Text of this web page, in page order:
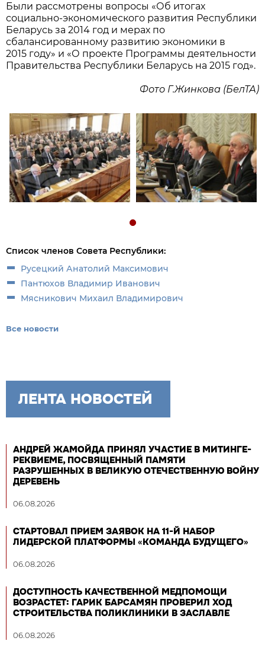
Были рассмотрены вопросы «Об итогах
социально-экономического развития Республики
Беларусь за 2014 год и мерах по
сбалансированному развитию экономики в
2015 году» и «О проекте Программы деятельности
Правительства Республики Беларусь на 2015 год».
Фото Г.Жинкова (БелТА)
Список членов Совета Республики:
Русецкий Анатолий Максимович
Пантюхов Владимир Иванович
Мясникович Михаил Владимирович
Все новости
ЛЕНТА НОВОСТЕЙ
АНДРЕЙ ЖАМОЙДА ПРИНЯЛ УЧАСТИЕ В МИТИНГЕ-
РЕКВИЕМЕ, ПОСВЯЩЕННЫЙ ПАМЯТИ
РАЗРУШЕННЫХ В ВЕЛИКУЮ ОТЕЧЕСТВЕННУЮ ВОЙНУ
ДЕРЕВЕНЬ
06.08.2026
СТАРТОВАЛ ПРИЕМ ЗАЯВОК НА 11-Й НАБОР
ЛИДЕРСКОЙ ПЛАТФОРМЫ «КОМАНДА БУДУЩЕГО»
06.08.2026
ДОСТУПНОСТЬ КАЧЕСТВЕННОЙ МЕДПОМОЩИ
ВОЗРАСТЕТ: ГАРИК БАРСАМЯН ПРОВЕРИЛ ХОД
СТРОИТЕЛЬСТВА ПОЛИКЛИНИКИ В ЗАСЛАВЛЕ
06.08.2026